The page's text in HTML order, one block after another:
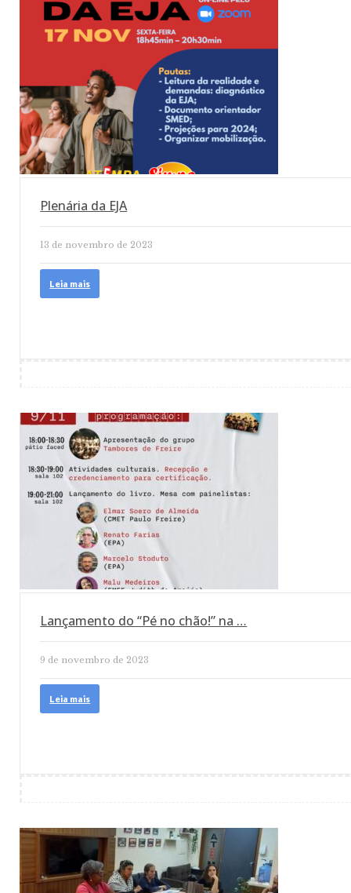
Plenária da EJA
13 de novembro de 2023
Leia mais
Lançamento do “Pé no chão!” na …
9 de novembro de 2023
Leia mais